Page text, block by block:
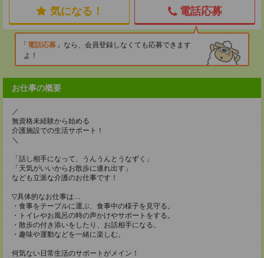
気になる！ 電話応募
電話応募
なら、会員登録しなくても応募できます
よ！
お仕事の概要
／
無資格未経験から始める
介護施設での生活サポート！
＼
「話し相手になって、うんうんとうなずく」
「天気がいいからお散歩に連れ出す」
なども立派な介護のお仕事です！
▽具体的なお仕事は…
・食事をテーブルに運ぶ、食事中の様子を見守る。
・トイレやお風呂の時の声かけやサポートをする。
・散歩の付き添いをしたり、お話相手になる。
・趣味や運動などを一緒に楽しむ。
何気ない日常生活のサポートがメイン！